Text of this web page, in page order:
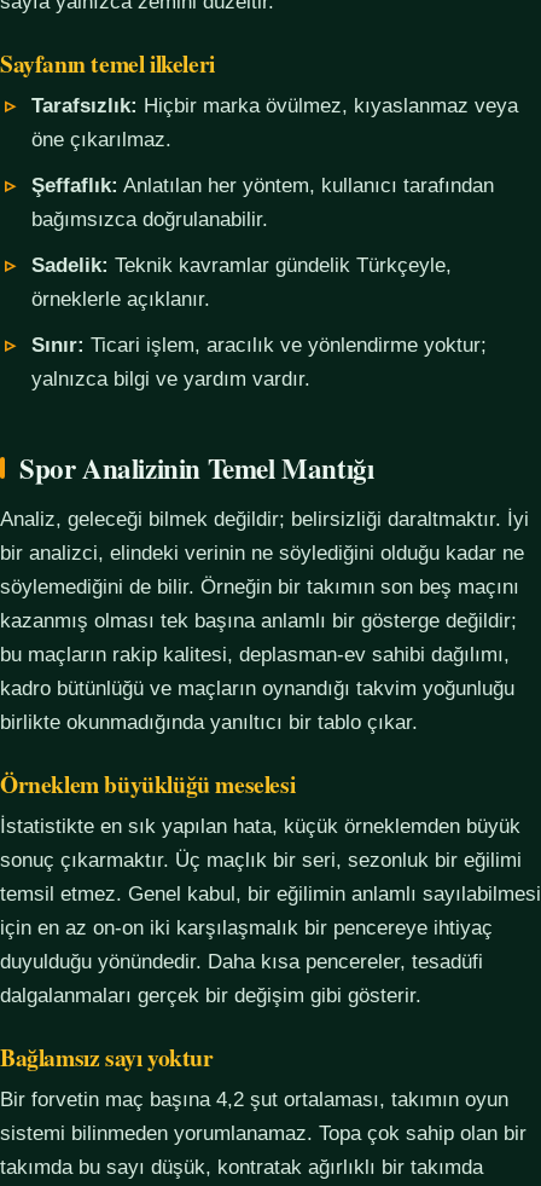
Sayfanın temel ilkeleri
Tarafsızlık: Hiçbir marka övülmez, kıyaslanmaz veya
öne çıkarılmaz.
Şeffaflık: Anlatılan her yöntem, kullanıcı tarafından
bağımsızca doğrulanabilir.
Sadelik: Teknik kavramlar gündelik Türkçeyle,
örneklerle açıklanır.
Sınır: Ticari işlem, aracılık ve yönlendirme yoktur;
yalnızca bilgi ve yardım vardır.
Spor Analizinin Temel Mantığı
Analiz, geleceği bilmek değildir; belirsizliği daraltmaktır. İyi
bir analizci, elindeki verinin ne söylediğini olduğu kadar ne
söylemediğini de bilir. Örneğin bir takımın son beş maçını
kazanmış olması tek başına anlamlı bir gösterge değildir;
bu maçların rakip kalitesi, deplasman-ev sahibi dağılımı,
kadro bütünlüğü ve maçların oynandığı takvim yoğunluğu
birlikte okunmadığında yanıltıcı bir tablo çıkar.
Örneklem büyüklüğü meselesi
İstatistikte en sık yapılan hata, küçük örneklemden büyük
sonuç çıkarmaktır. Üç maçlık bir seri, sezonluk bir eğilimi
temsil etmez. Genel kabul, bir eğilimin anlamlı sayılabilmesi
için en az on-on iki karşılaşmalık bir pencereye ihtiyaç
duyulduğu yönündedir. Daha kısa pencereler, tesadüfi
dalgalanmaları gerçek bir değişim gibi gösterir.
Bağlamsız sayı yoktur
Bir forvetin maç başına 4,2 şut ortalaması, takımın oyun
sistemi bilinmeden yorumlanamaz. Topa çok sahip olan bir
takımda bu sayı düşük, kontratak ağırlıklı bir takımda